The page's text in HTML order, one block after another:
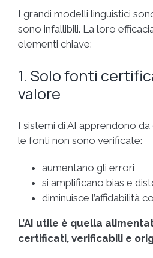
I grandi modelli linguistici
sono infallibili. La loro
elementi chiave:
1. Solo fonti
valore
I sistemi di AI apprendono da
le fonti non sono verificate:
aumentano gli errori,
si amplificano bias e
diminuisce l’affidabilità
L’AI utile è quella
certificati, verificabili e